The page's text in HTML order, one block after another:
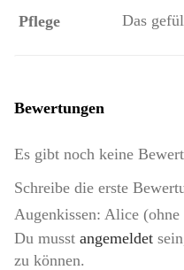
Pflege Das
Bewertungen
Es gibt noch keine
Schreibe die erste
Augenkissen: Alice (ohne
Du musst angemeldet
zu können.